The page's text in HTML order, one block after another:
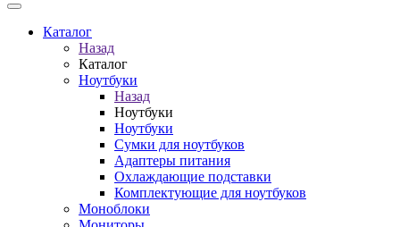
Каталог
Назад
Каталог
Ноутбуки
Назад
Ноутбуки
Ноутбуки
Сумки для ноутбуков
Адаптеры питания
Охлаждающие подставки
Комплектующие для ноутбуков
Моноблоки